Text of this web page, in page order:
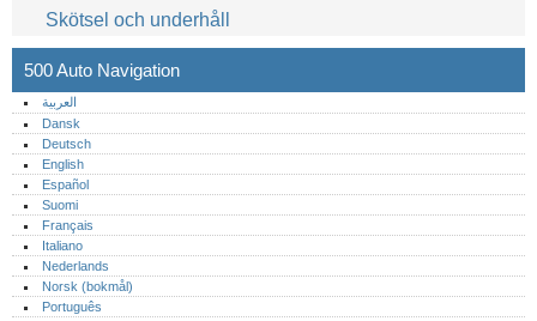
Skötsel och underhåll
500 Auto Navigation
العربية
Dansk
Deutsch
English
Español
Suomi
Français
Italiano
Nederlands
Norsk (bokmål)‎
Português‎